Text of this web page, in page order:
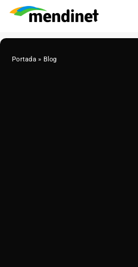
Skip
content
Portada» Blog